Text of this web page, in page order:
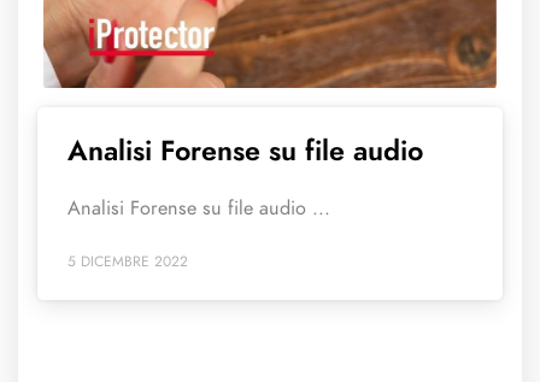
Analisi Forense su file audio
Analisi Forense su file audio ...
5 DICEMBRE 2022